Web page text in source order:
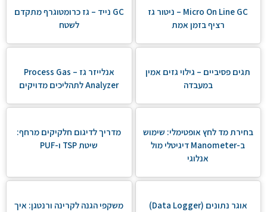
Micro On Line GC – ניטור גז
רציף בזמן אמת
GC נייד – גז כרומטוגרף מתקדם
לשטח
תגים פסיביים – גילוי גזים אמין
במעבדה
אנלייזר גז – Process Gas
Analyzer לתהליכים מדויקים
בחירת מד לחץ אופטימלי: שימוש
ב-Manometer דיגיטלי מול
אנלוגי
מדריך לדיגום חלקיקים מרחף:
שיטת TSP ו-PUF
אוגר נתונים (Data Logger)
משקפי הגנה לקרינה ורנטגן: איך